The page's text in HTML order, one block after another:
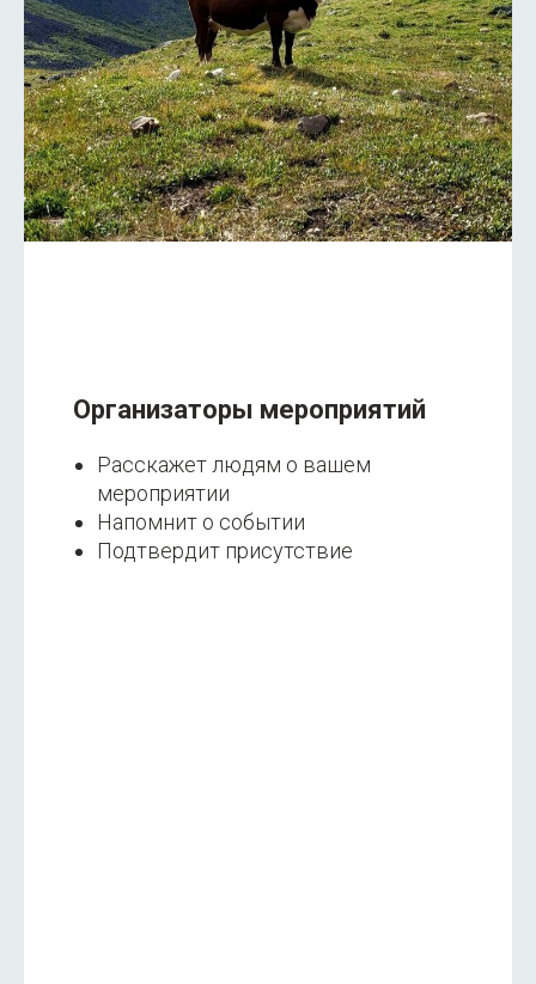
Организаторы мероприятий
Расскажет людям о вашем
мероприятии
Напомнит о событии
Подтвердит присутствие